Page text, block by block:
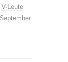
V-Leute